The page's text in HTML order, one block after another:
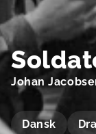
Johan
Dansk